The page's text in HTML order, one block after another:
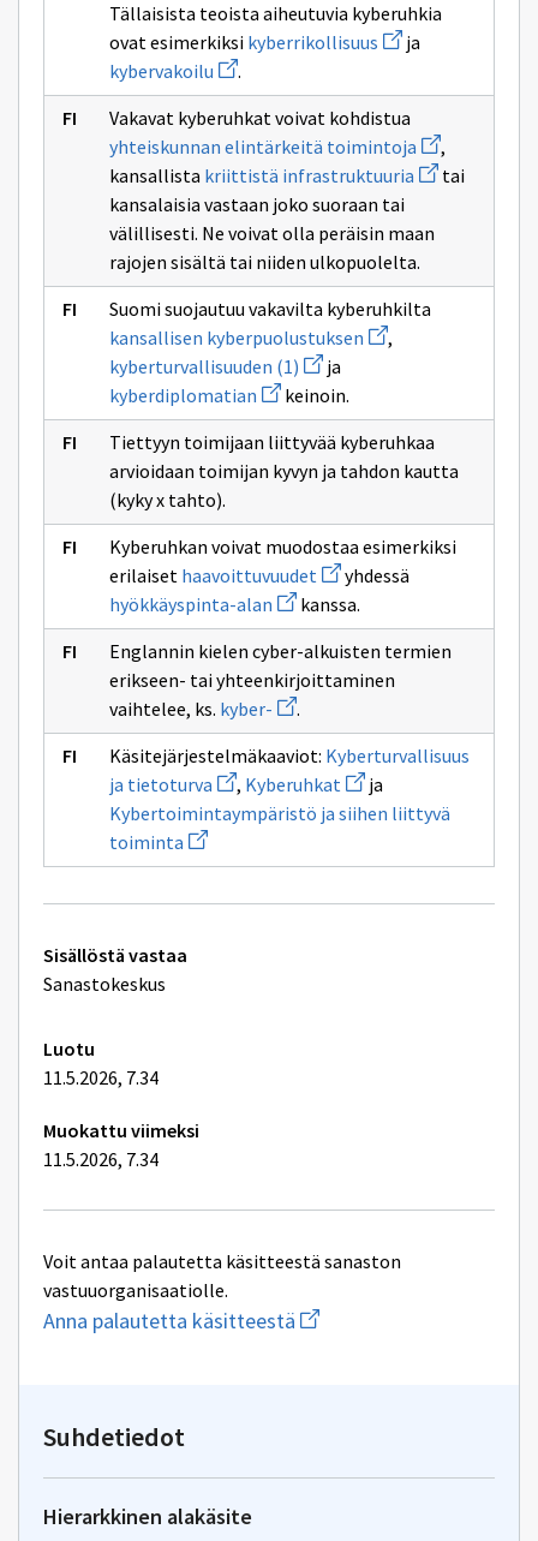
Tällaisista teoista aiheutuvia kyberuhkia
ovat esimerkiksi kyberrikollisuus Avaa
uuden
sivulle
kyberrikollisuus
ja
kybervakoilu Avaa
uuden
ikkunan
sivulle
kybervakoilu
.
Vakavat kyberuhkat voivat kohdistua
yhteiskunnan elintärkeitä toimintoja Avaa
uuden
ikkunan
elintärkeitä
,
kansallista kriittistä infrastruktuuria Avaa
uuden
sivulle
kriittistä
tai
kansalaisia vastaan joko suoraan tai
välillisesti. Ne voivat olla peräisin maan
rajojen sisältä tai niiden ulkopuolelta.
Suomi suojautuu vakavilta kyberuhkilta
kansallisen kyberpuolustuksen Avaa
uuden
kyberpuolustuksen
,
kyberturvallisuuden (1) Avaa
uuden
ikkunan
sivulle
kyberturvallisuuden
(1)
ja
kyberdiplomatian Avaa
uuden
ikkunan
sivulle
kyberdiplomatian
keinoin.
Tiettyyn toimijaan liittyvää kyberuhkaa
arvioidaan toimijan kyvyn ja tahdon kautta
(kyky x tahto).
Kyberuhkan voivat muodostaa esimerkiksi
erilaiset haavoittuvuudet Avaa
uuden
ikkunan
sivulle
haavoittuvuudet
yhdessä
hyökkäyspinta-alan Avaa
uuden
ikkunan
sivulle
hyökkäyspinta-
alan
kanssa.
Englannin kielen cyber-alkuisten termien
erikseen- tai yhteenkirjoittaminen
vaihtelee, ks. kyber- Avaa
uuden
ikkunan
sivulle
kyber-
.
Käsitejärjestelmäkaaviot: Kyberturvallisuus
ja tietoturva Avaa
uuden
ikkunan
ja
, Kyberuhkat Avaa
uuden
ikkunan
ja
Kybertoimintaympäristö ja siihen liittyvä
toiminta Avaa
uuden
ikkunan
siihen
Tekniset
lisätiedot
Sisällöstä vastaa
Sanastokeskus
Luotu
11.5.2026, 7.34
Muokattu viimeksi
11.5.2026, 7.34
Voit antaa palautetta käsitteestä sanaston
vastuuorganisaatiolle.
Anna palautetta käsitteestä Aloita
uuden
Suhdetiedot
Hierarkkinen alakäsite